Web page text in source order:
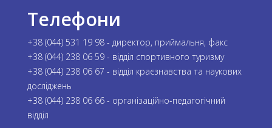
Телефони
+38 (044) 531 19 98 - директор, приймальня, факс
+38 (044) 238 06 59 - відділ спортивного туризму
+38 (044) 238 06 67 - відділ краєзнавства та наукових
досліджень
+38 (044) 238 06 66 - організаційно-педагогічний
відділ